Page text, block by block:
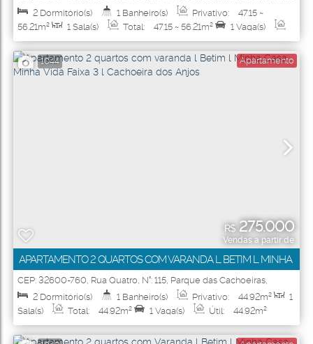
Gerais
2 Dormitório(s) 1 Banheiro(s) Privativo: 47.15 ~
56.21m² 1 Sala(s) Total: 47.15 ~ 56.21m² 1 Vaga(s)
Útil:
47.15~ 56.21m²
1044 Apartamento
R$275.000
Vendas a partir de
APARTAMENTO 2 QUARTOS COM VARANDA L BETIM L MINHA
CASA MINHA VIDA FAIXA 3 L CACHOEIRA DOS ANJOS
CEP: 32600-760, Rua Quatro, N°: 115, Parque das Cachoeiras,
Betim
Minas Gerais Brasil
2 Dormitório(s) 1 Banheiro(s) Privativo: 44.92m²
1
Sala(s)
Total: 44.92m² 1 Vaga(s) Útil: 44.92m²